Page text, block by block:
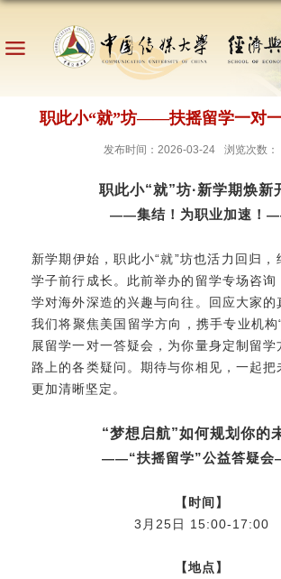
职此小“就”坊——扶摇留学一对
发布时间：2026-03-24 浏览次数：
职此小“就”坊·新学期焕新
——集结！为职业加速！
新学期伊始，职此小“就”坊也活力回归，
学子前行成长。此前举办的留学专场咨询
学对海外深造的兴趣与向往。回应大家的
我们将聚焦美国留学方向，携手专业机构
展留学一对一答疑会，为你量身定制留学
路上的各类疑问。期待与你相见，一起把
更加清晰坚定。
“梦想启航”如何规划你的
——“扶摇留学”公益答疑会
【时间】
3月25日 15:00-17:00
【地点】